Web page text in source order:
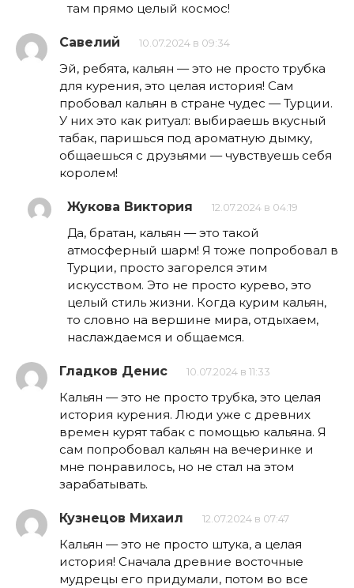
там прямо целый космос!
Савелий 10.07.2024 в 09:34
Эй, ребята, кальян — это не просто трубка
для курения, это целая история! Сам
пробовал кальян в стране чудес — Турции.
У них это как ритуал: выбираешь вкусный
табак, паришься под ароматную дымку,
общаешься с друзьями — чувствуешь себя
королем!
Жукова Виктория 12.07.2024 в 04:19
Да, братан, кальян — это такой
атмосферный шарм! Я тоже попробовал в
Турции, просто загорелся этим
искусством. Это не просто курево, это
целый стиль жизни. Когда курим кальян,
то словно на вершине мира, отдыхаем,
наслаждаемся и общаемся.
Гладков Денис 10.07.2024 в 11:33
Кальян — это не просто трубка, это целая
история курения. Люди уже с древних
времен курят табак с помощью кальяна. Я
сам попробовал кальян на вечеринке и
мне понравилось, но не стал на этом
зарабатывать.
Кузнецов Михаил 12.07.2024 в 07:47
Кальян — это не просто штука, а целая
история! Сначала древние восточные
мудрецы его придумали, потом во все